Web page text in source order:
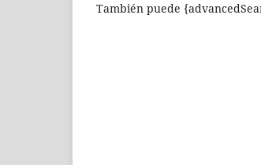
También puede